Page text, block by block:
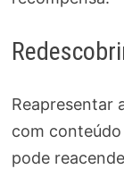
Reapresentar
com
pode